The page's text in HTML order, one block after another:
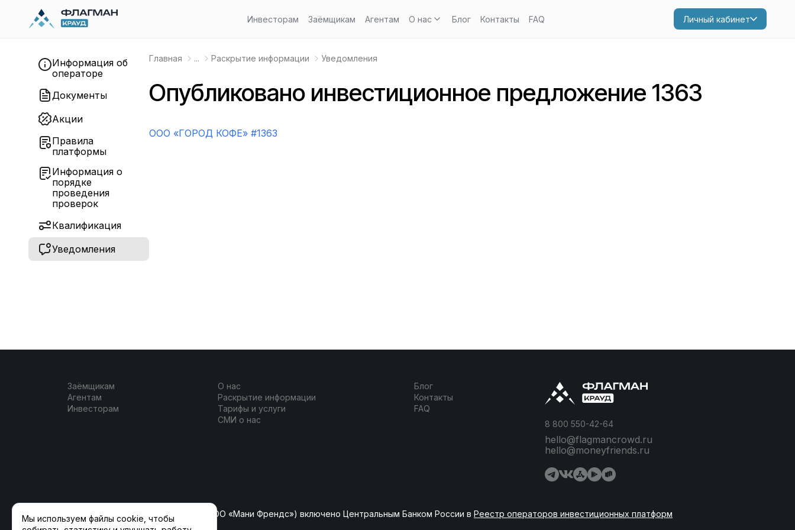
Инвесторам Заёмщикам Агентам О нас Блог Контакты FAQ Личный кабинет
Мы используем файлы cookie, чтобы
Информация об
операторе
Документы
Акции
Правила
платформы
Информация о
порядке
проведения
проверок
Квалификация
Уведомления
Главная ... Раскрытие информации Уведомления
Опубликовано инвестиционное предложение 1363
OOO «ГОРОД КОФЕ» #1363
Заёмщикам
Агентам
Инвесторам
О нас
Раскрытие информации
Тарифы и услуги
СМИ о нас
Блог
Контакты
FAQ
8 800 550-42-64
hello@flagmancrowd.ru
hello@moneyfriends.ru
ООО «ФлагманКрауд» (ранее ООО «Мани Френдс») включено Центральным Банком России в Реестр операторов инвестиционных платформ